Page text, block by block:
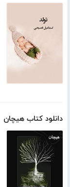
دانلود کتاب هیچان